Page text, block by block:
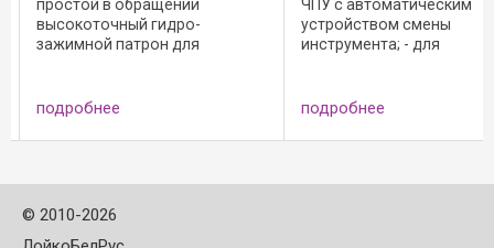
ЧПУ с автоматическим
устройством смены
инструмента; - для
цилиндрическим
хвостовиком; Конструктивное
исполнение: - n max = 30 000
подробнее
ЧПУ с автоматическим
устройством смены
инструмента. Для
хвостовиком: - для
левого вращения; -
зажимы по типу 470E/
подробнее
© 2010-2026